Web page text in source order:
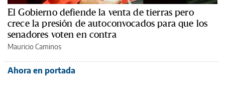
El Gobierno defiende la venta de tierras pero
crece la presión de autoconvocados para que los
senadores voten en contra
Mauricio Caminos
Ahora en portada